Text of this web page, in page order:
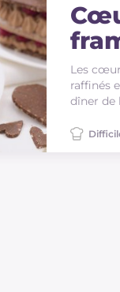
Les
raffinés
dîner de